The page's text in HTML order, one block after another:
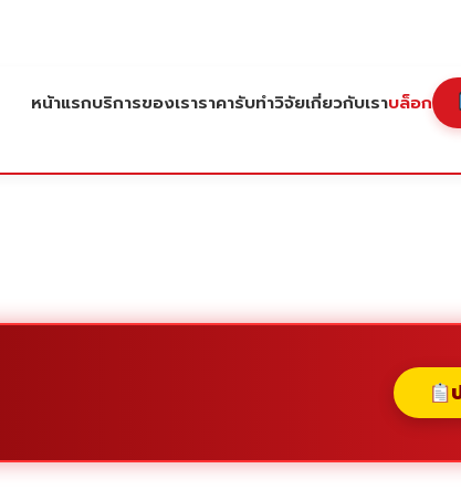
หน้าแรกบริการของเราราคารับทำวิจัยเกี่ยวกับเราบล็อก